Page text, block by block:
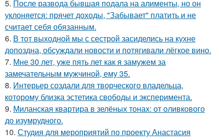
5. После развода бывшая подала на алименты, но он
уклоняется: прячет доходы, "Забывает" платить и не
считает себя обязанным.
6. В тот выходной мы с сестрой засиделись на кухне
допоздна, обсуждали новости и потягивали лёгкое вино.
7. Мне 30 лет, уже пять лет как я замужем за
замечательным мужчиной, ему 35.
8. Интерьер создали для творческого владельца,
которому близка эстетика свободы и эксперимента.
9. Миланская квартира в зелёных тонах: от оливкового
до изумрудного.
10. Студия для мероприятий по проекту Анастасия